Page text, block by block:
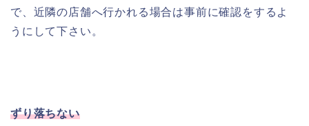
で、近隣の店舗へ行かれる場合は事前に確認をするよ
うにして下さい。
ずり落ちない